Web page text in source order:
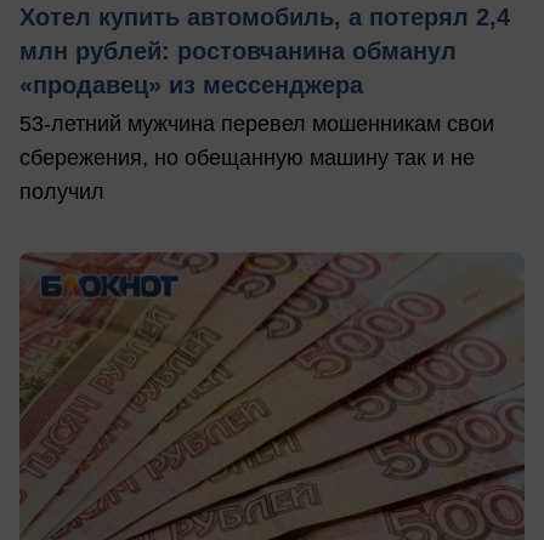
Хотел купить автомобиль, а потерял 2,4
млн рублей: ростовчанина обманул
«продавец» из мессенджера
53-летний мужчина перевел мошенникам свои
сбережения, но обещанную машину так и не
получил